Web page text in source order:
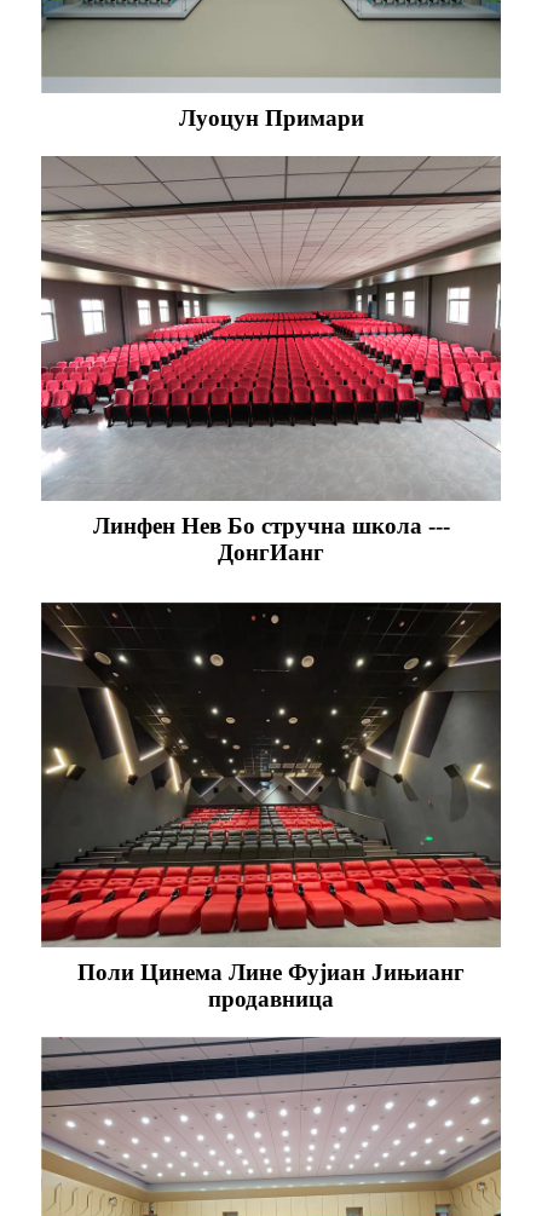
Луоцун Примари
Линфен Нев Бо стручна школа ---
ДонгИанг
Поли Цинема Лине Фујиан Јињианг
продавница